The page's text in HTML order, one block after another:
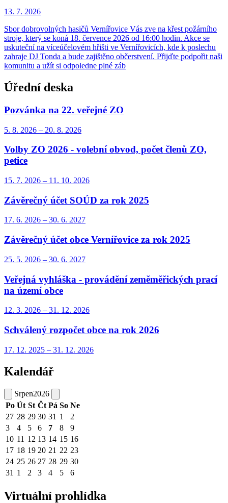
13. 7. 2026
Sbor dobrovolných hasičů Vernířovice Vás zve na křest požárního
stroje, který se koná 18. července 2026 od 16:00 hodin. Akce se
uskuteční na víceúčelovém hřišti ve Vernířovicích, kde k poslechu
zahraje DJ Tonda a bude zajištěno občerstvení. Přijďte podpořit naši
komunitu a užít si odpoledne plné záb
Úřední deska
Pozvánka na 22. veřejné ZO
5. 8. 2026 – 20. 8. 2026
Volby ZO 2026 - volební obvod, počet členů ZO,
petice
15. 7. 2026 – 11. 10. 2026
Závěrečný účet SOÚD za rok 2025
17. 6. 2026 – 30. 6. 2027
Závěrečný účet obce Vernířovice za rok 2025
25. 5. 2026 – 30. 6. 2027
Veřejná vyhláška - provádění zeměměřických prací
na území obce
12. 3. 2026 – 31. 12. 2026
Schválený rozpočet obce na rok 2026
17. 12. 2025 – 31. 12. 2026
Kalendář
Srpen2026
Po Út St Čt Pá So Ne
27 28 29 30 31 1
2
3
4 5 6 7 8
9
10 11 12 13 14 15 16
17 18 19 20 21 22 23
24 25 26 27 28 29 30
31 1 2 3 4 5 6
Virtuální prohlídka